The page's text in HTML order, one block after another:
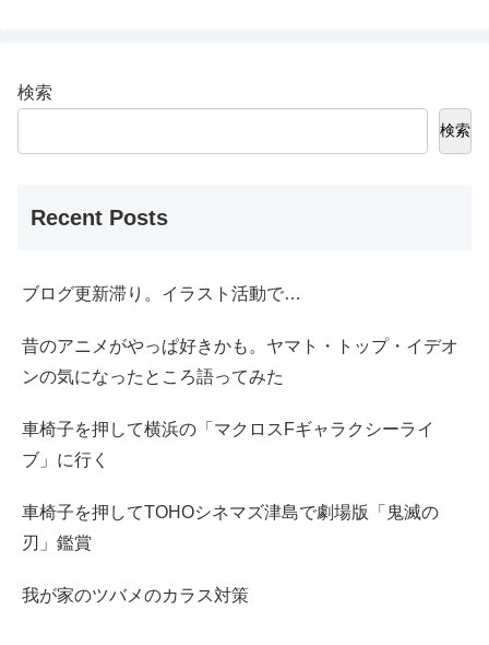
検索
検索
Recent Posts
ブログ更新滞り。イラスト活動で…
昔のアニメがやっぱ好きかも。ヤマト・トップ・イデオ
ンの気になったところ語ってみた
車椅子を押して横浜の「マクロスFギャラクシーライ
ブ」に行く
車椅子を押してTOHOシネマズ津島で劇場版「鬼滅の
刃」鑑賞
我が家のツバメのカラス対策